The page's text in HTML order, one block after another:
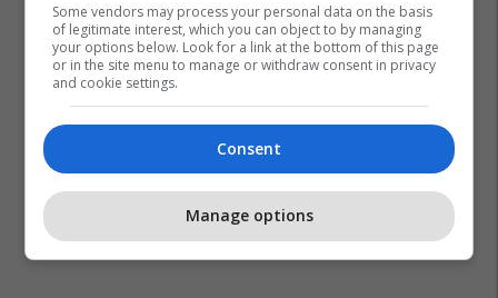
Some vendors may process your personal data on the basis
of legitimate interest, which you can object to by managing
your options below. Look for a link at the bottom of this page
or in the site menu to manage or withdraw consent in privacy
and cookie settings.
Consent
Manage options